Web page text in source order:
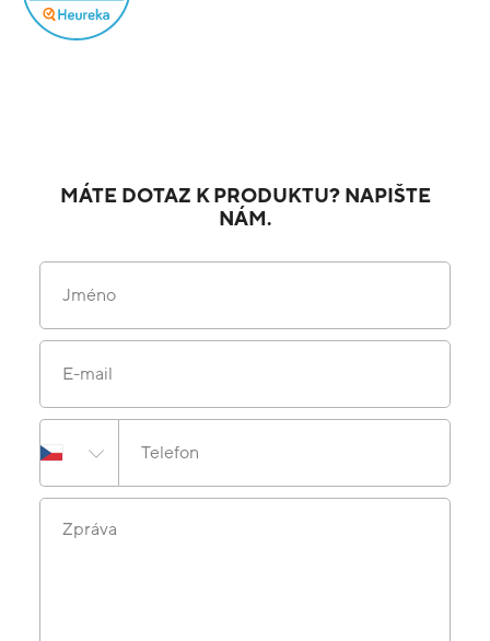
MÁTE DOTAZ K PRODUKTU? NAPIŠTE
NÁM.
Jméno
E-mail
Telefon
Zpráva